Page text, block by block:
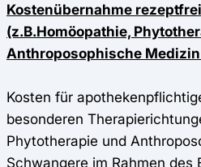
Kostenübernahme
(z.B.Homöopathie,
Anthroposophische Medizin
Kosten für
besonderen
Phytotherapie und
Schwangere im Rahmen des